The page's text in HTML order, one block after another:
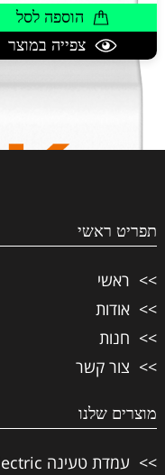
הוספה לסל
צפייה במוצר
תפריט ראשי
ראשי
אודות
חנות
צור קשר
מוצרים שלנו
עמדת טעינה NYelectric